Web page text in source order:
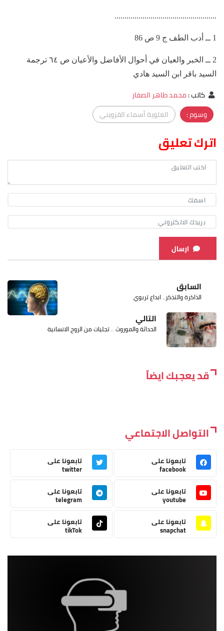
...................................................
1 ــ أدب الطف ج 9 ص 86
2 ــ الخبر والعيان في أحوال الأفاضل والأعيان ص ٦٤ ترجمة
السيد باقر ابن السيد هادي
كاتب:محمد طاهر الصفار
وسوم :
العلوية أسماء القزويني
اترك تعليق
ارسال
السابق
الذاكرة والتذكر.. ابداع تربوي
التالي
الحداثة والموروث .. تجليات من الروح الانسانية
قد يعجبك ايضاً
التواصل الاجتماعي
تابعونا على
facebook
تابعونا على
twitter
تابعونا على
youtube
تابعونا على
telegram
تابعونا على
snapchat
تابعونا على
tikTok